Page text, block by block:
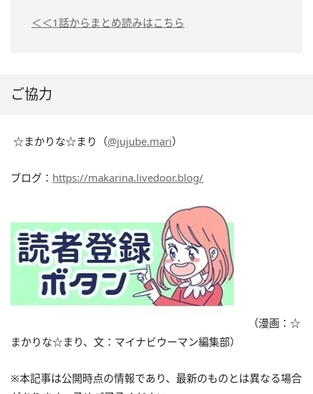
＜＜1話からまとめ読みはこちら
ご協力
☆まかりな☆まり（@jujube.mari）
ブログ： https://makarina.livedoor.blog/
（漫画：☆
まかりな☆まり、文：マイナビウーマン編集部）
※本記事は公開時点の情報であり、最新のものとは異なる場合